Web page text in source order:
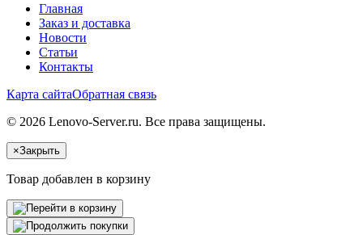
Главная
Заказ и доставка
Новости
Статьи
Контакты
Карта сайтаОбратная связь
© 2026 Lenovo-Server.ru. Все права защищены.
×Закрыть
Товар добавлен в корзину